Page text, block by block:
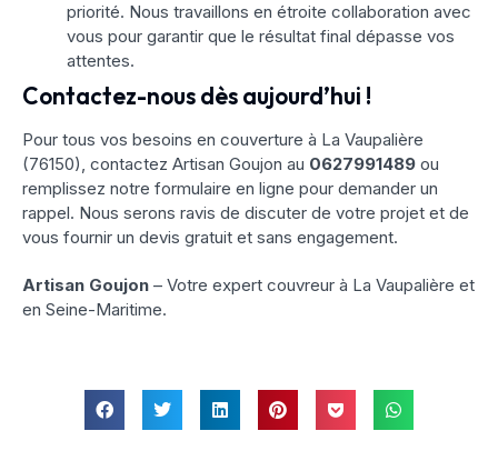
priorité. Nous travaillons en étroite collaboration avec
vous pour garantir que le résultat final dépasse vos
attentes.
Contactez-nous dès aujourd’hui !
Pour tous vos besoins en couverture à La Vaupalière
(76150), contactez Artisan Goujon au 0627991489 ou
remplissez notre formulaire en ligne pour demander un
rappel. Nous serons ravis de discuter de votre projet et de
vous fournir un devis gratuit et sans engagement.
Artisan Goujon – Votre expert couvreur à La Vaupalière et
en Seine-Maritime.